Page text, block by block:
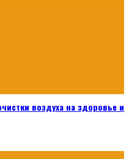
воздуха на здоровье и